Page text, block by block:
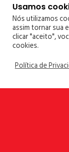
– Possuir
qualidade
essencial
– Ter
Usamos
Nós utilizamos
assim tornar sua
clicar "aceito",
cookies.
Política de